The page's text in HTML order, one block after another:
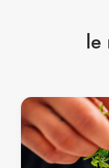
le